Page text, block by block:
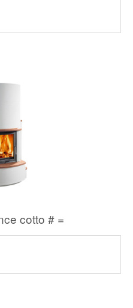
cotto # =